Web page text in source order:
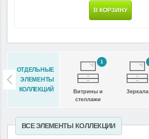
В КОРЗИНУ
ОТДЕЛЬНЫЕ
ЭЛЕМЕНТЫ
КОЛЛЕКЦИЙ
1
Витрины и
стеллажи
Зеркала
ВСЕ ЭЛЕМЕНТЫ КОЛЛЕКЦИИ